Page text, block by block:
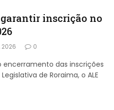
inscrição no
2026 0
encerramento das inscrições
de Roraima, o ALE